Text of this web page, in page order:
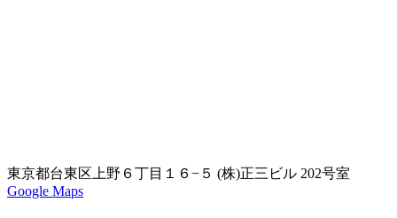
東京都台東区上野６丁目１６−５ (株)正三ビル 202号室
Google Maps